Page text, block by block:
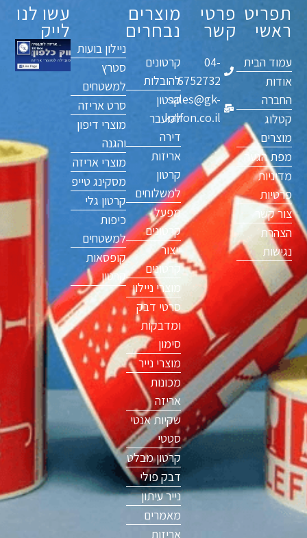
תפריט
ראשי
עמוד הבית
אודות
החברה
קטלוג
מוצרים
מפת הגעה
מדיניות
פרטיות
צור קשר
הצהרת
נגישות
פרטי
קשר
04-
6752732
sales@gk-
kalfon.co.il
מוצרים
נבחרים
קרטונים
להובלות
קרטון
למעבר
דירה
אריזות
קרטון
למשלוחים
מפעל
קרטונים
ייצור
קרטונים
מוצרי ניילון
סרטי דבק
ומדבקות
סימון
מוצרי נייר
מכונות
אריזה
שקיות אנטי
סטטי
קרטון מבלט
דבק פולי
נייר עיתון
מאמרים
אריזות
ניילון בועות
סטרץ
למשטחים
סרט אריזה
מוצרי דיפון
והגנה
מוצרי אריזה
מסקינג טייפ
קרטון גלי
כיפות
למשטחים
קופסאות
קרטון
עשו לנו
לייק